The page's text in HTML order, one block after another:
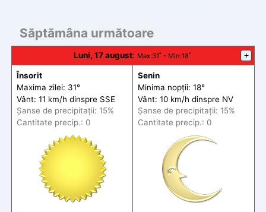
Săptămâna următoare
Luni, 17 august: Max:31˚ - Min:18˚ +
Însorit
Maxima zilei: 31°
Vânt: 11 km/h dinspre SSE
Șanse de precipitații: 15%
Cantitate precip.: 0
Senin
Minima nopții: 18°
Vânt: 10 km/h dinspre NV
Șanse de precipitații: 15%
Cantitate precip.: 0